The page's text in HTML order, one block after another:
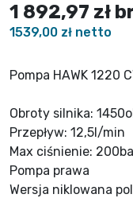
1 892,97 zł
1539,00 zł netto
Pompa HAWK 1220
Obroty silnika:
Przepływ: 12,5l/min
Max ciśnienie:
Pompa prawa
Wersja niklowana